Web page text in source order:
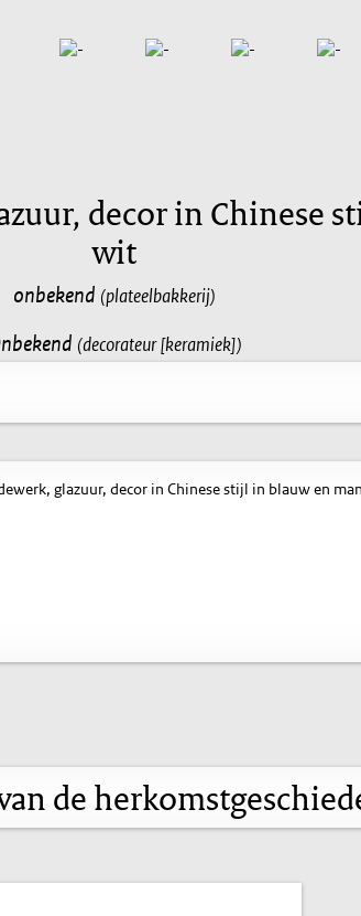
decor in Chinese
wit
onbekend (plateelbakkerij)
(decorateur [keramiek])
glazuur, decor in Chinese stijl in blauw en
de